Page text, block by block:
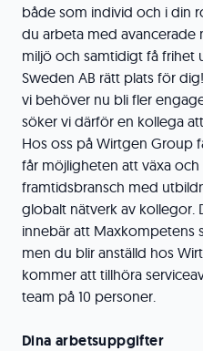
både som individ och i din
du arbeta med avancerade
miljö och samtidigt få frihet
Sweden AB rätt plats för
vi behöver nu bli fler
söker vi därför en kollega
Hos oss på Wirtgen Group
får möjligheten att växa och
framtidsbransch med
globalt nätverk av kollegor.
innebär att Maxkompetens
men du blir anställd hos
kommer att tillhöra
team på 10 personer.
Dina arbetsuppgifter